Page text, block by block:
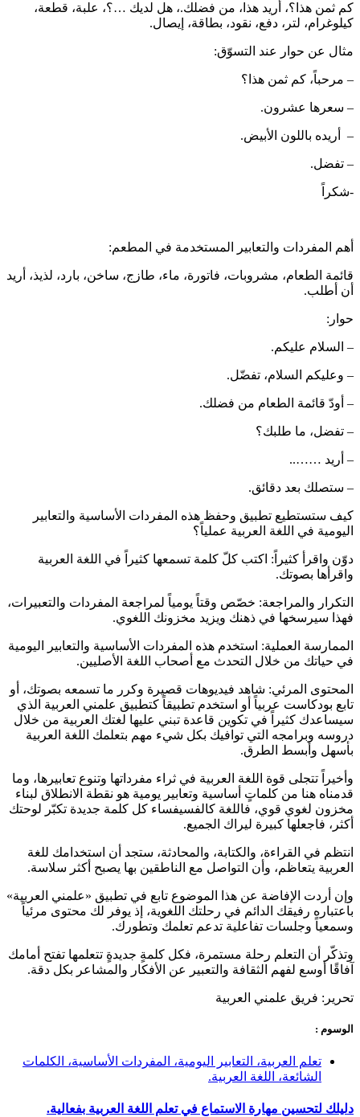
كم ثمن هذا؟، أريد هذا، من فضلك.، هل لديك …؟، علبة، قطعة،
كيلوغرام، لتر، دفع، نقود، بطاقة، إيصال.
مثال عن حوار عند التسوّق:
– مرحباً، كم ثمن هذا؟
– سعرها عشرون.
– أريده باللون الأبيض.
– تفضل.
-شكراً
أهم المفردات والتعابير المستخدمة في المطعم:
قائمة الطعام، مشروبات، فاتورة، ماء، طازج، ساخن، بارد، لذيذ، أريد
أن أطلب.
حوار:
– السلام عليكم.
– وعليكم السلام، تفضّل.
– أودّ قائمة الطعام من فضلك.
– تفضل، ما طلبك؟
– أريد ……..
– ستصلك بعد دقائق.
كيف ستستطيع تطبيق وحفظ هذه المفردات الأساسية والتعابير
اليومية في اللغة العربية عملياً؟
دوّن واقرأ كثيراً: اكتب كلّ كلمة تسمعها كثيراً في اللغة العربية
واقرأها بصوتك.
التكرار والمراجعة: خصّص وقتاً يومياً لمراجعة المفردات والتعبيرات،
فهذا سيرسخها في ذهنك ويزيد مخزونك اللغوي.
الممارسة العملية: استخدم هذه المفردات الأساسية والتعابير اليومية
في حياتك من خلال التحدث مع أصحاب اللغة الأصليين.
المحتوى المرئي: شاهد فيديوهات قصيرة وكرر ما تسمعه بصوتك، أو
تابع بودكاست عربياً أو استخدم تطبيقاً كتطبيق علمني العربية الذي
سيساعدك كثيراً في تكوين قاعدة تبني عليها لغتك العربية من خلال
دروسه وبرامجه التي توافيك بكل شيء مهم بتعلمك اللغة العربية
بأسهل وأبسط الطرق.
وأخيراً تتجلى قوة اللغة العربية في ثراء مفرداتها وتنوع تعابيرها، وما
قدمناه هنا من كلماتٍ أساسية وتعابير يومية هو نقطة الانطلاق لبناء
مخزون لغوي قوي، فاللغة كالفسيفساء كل كلمة جديدة تكبّر لوحتك
أكثر، فاجعلها كبيرة ليراك الجميع.
انتظم في القراءة، والكتابة، والمحادثة، ستجد أن استخدامك للغة
العربية يتعاظم، وأن التواصل مع الناطقين بها يصبح أكثر سلاسة.
وإن أردت الإفاضة عن هذا الموضوع تابع في تطبيق «علمني العربية»
باعتباره رفيقك الدائم في رحلتك اللغوية، إذ يوفر لك محتوى مرئياً
وسمعياً وجلسات تفاعلية تدعم تعلمك وتطورك.
وتذكّر أن التعلم رحلة مستمرة، فكل كلمةٍ جديدةٍ تتعلمها تفتح أمامك
آفاقًا أوسع لفهم الثقافة والتعبير عن الأفكار والمشاعر بكل دقة.
تحرير: فريق علمني العربية
الوسوم :
تعلم العربية، التعابير اليومية، المفردات الأساسية، الكلمات
الشائعة، اللغة العربية.
دليلك لتحسين مهارة الاستماع في تعلم اللغة العربية بفعالية.